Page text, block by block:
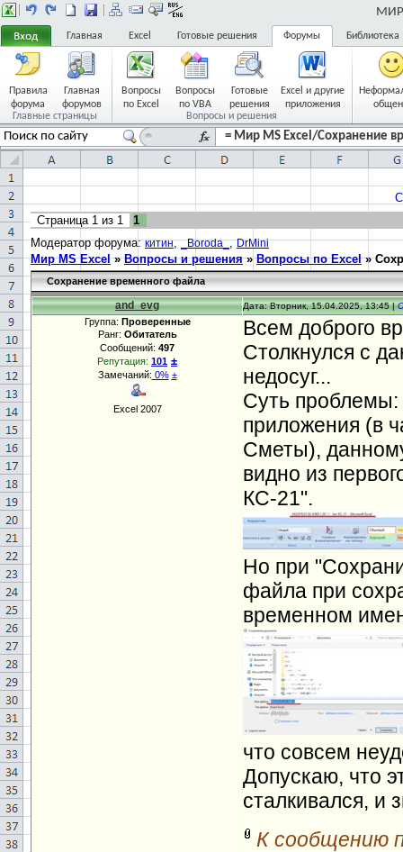
МИР
Главная Excel Готовые решения Форумы Библиотека
Правила
форума
Главная
форумов
Главные страницы
Вопросы
по Excel
Вопросы
по VBA
Готовые
решения
Excel и другие
приложения
Вопросы и решения
= Мир MS Excel/Сохранение
Страница 1 из 1
1
Модератор форума:китин,_Boroda_,DrMini
Мир MS Excel » Вопросы и решения » Вопросы по Excel »
Сохранение временного файла
and_evg Дата: Вторник, 15.04.2025, 13:45 |
Группа: Проверенные
Ранг: Обитатель
Сообщений: 497
Репутация: 101 ±
Замечаний: 0% ±
Excel 2007
Всем доброго
Столкнулся с
недосуг...
Суть проблемы:
приложения (в
Сметы),
видно из
КС-21".
Но при
файла при
временном
что совсем
Допускаю, что
сталкивался, и
К сообщению